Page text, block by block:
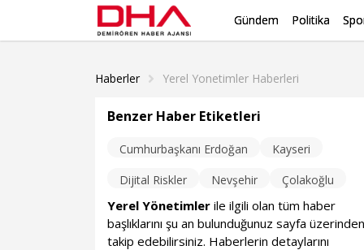
Gündem Politika
Haberler
Yerel Yonetimler Haberleri
Benzer Haber Etiketleri
Cumhurbaşkanı Erdoğan
Kayseri
Dijital Riskler
Nevşehir Çolakoğlu
Yerel Yönetimler ile ilgili olan tüm haber
başlıklarını şu an bulunduğunuz sayfa üzerinden
takip edebilirsiniz. Haberlerin detaylarını